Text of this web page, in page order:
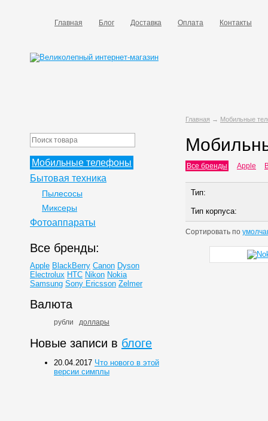
Главная Блог Доставка Оплата Контакты
Главная → Мобильные
Все бренды Apple
Тип:
Тип корпуса:
Сортировать по
Мобильные телефоны
Бытовая техника
Пылесосы
Миксеры
Фотоаппараты
Все бренды:
Apple BlackBerry Canon Dyson
Electrolux HTC Nikon Nokia
Samsung Sony Ericsson Zelmer
Валюта
рубли доллары
Новые записи в блоге
20.04.2017 Что нового в этой
версии симплы